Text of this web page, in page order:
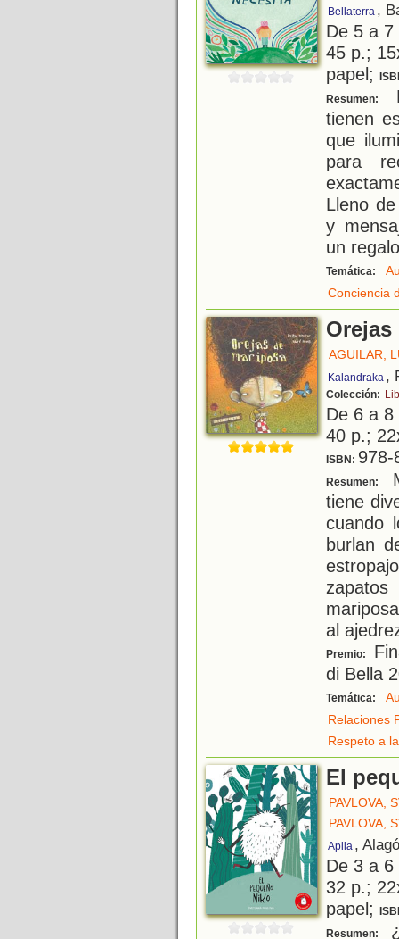
Bellaterra ,
De 5 a
45 p.;
papel;
Resumen:
tienen
que
para
Lleno
y
un
Temática:
Conciencia
Orejas
AGUILAR,
Kalandraka ,
Colección:
De 6 a
40 p.;
ISBN: 978-
Resumen:
tiene
cuando
burlan
al
Premio:
di Bella
Temática:
Relaciones
Respeto a
El
PAVLOVA,
PAVLOVA,
Apila ,
De 3 a
32 p.;
papel;
Resumen: